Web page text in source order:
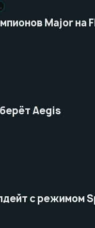
Major на
Aegis
с режимом